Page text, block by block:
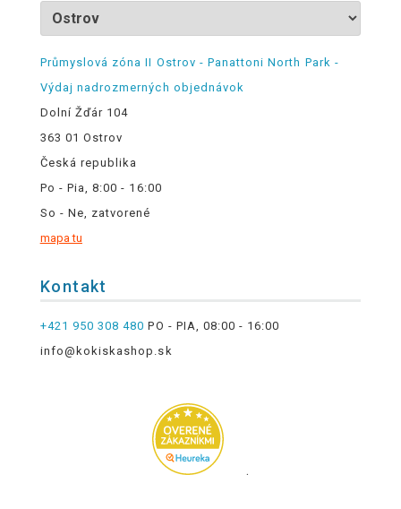
Průmyslová zóna II Ostrov - Panattoni North Park -
Výdaj nadrozmerných objednávok
Dolní Žďár 104
363 01 Ostrov
Česká republika
Po - Pia, 8:00 - 16:00
So - Ne, zatvorené
mapa tu
Kontakt
+421 950 308 480 PO - PIA, 08:00 - 16:00
info@kokiskashop.sk
.